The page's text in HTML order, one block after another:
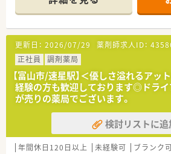
【店舗情報と応需状況について】
■千里駅から徒歩15分の場所に位置し
可能で毎日の通勤に大変便利な立地環
■主に内科の処方箋を1日あたり40枚
り、一人ひとりの患者様と向き合える環
■待合室にはハーブティーをご用意し
息つけるような心温まる薬局づくりを
【法人特徴について】
■創業から70年を超える老舗の企業で
展開する地域密着型の安定した調剤薬
■新しい健康観の提供を理念に掲げて
を組み合わせた統合医療を提案してお
更新日： 2026/07/29 薬剤師求人ID：
正社員
調剤薬局
【富山市/速星駅】＜優しさ溢れるア
経験の方も歓迎しております◎ドラ
が売りの薬局でございます。
検討リストに追
年間休日120日以上 未経験可 ブランク